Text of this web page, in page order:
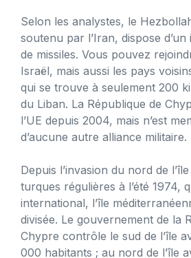
Selon les analystes, le
soutenu par l’Iran, dispose
de missiles. Vous pouvez
Israël, mais aussi les pays
qui se trouve à seulement 200
du Liban. La République de
l’UE depuis 2004, mais n’est
d’aucune autre alliance militaire.
Depuis l’invasion du nord de
turques régulières à l’été 1974,
international, l’île
divisée. Le gouvernement de la
Chypre contrôle le sud de l’île
000 habitants ; au nord de l’île